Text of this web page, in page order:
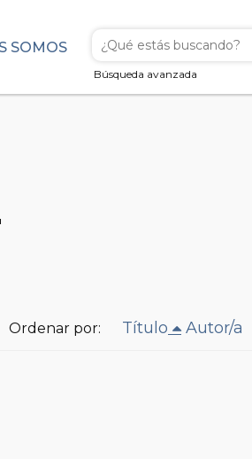
Búsqueda avanzada
SOMOS
Ordenar por: Título Autor/a